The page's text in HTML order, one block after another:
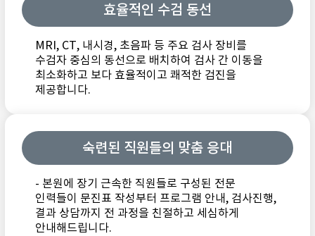
효율적인 수검 동선
MRI, CT, 내시경, 초음파 등 주요 검사 장비를
수검자 중심의 동선으로 배치하여 검사 간 이동을
최소화하고 보다 효율적이고 쾌적한 검진을
제공합니다.
숙련된 직원들의 맞춤 응대
- 본원에 장기 근속한 직원들로 구성된 전문
인력들이 문진표 작성부터 프로그램 안내, 검사진행,
결과 상담까지 전 과정을 친절하고 세심하게
안내해드립니다.